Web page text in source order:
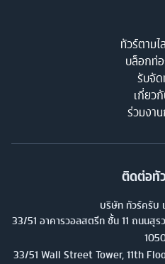
ทัวร์ตาม
บล็อกท่
รับจั
เกี่ยว
ร่วมงา
ติดต่อทั
บริษัท ทัวร์ครับ
33/51 อาคารวอลสตรีท ชั้น 11 ถนนสุ
33/51 Wall Street Tower, 11th